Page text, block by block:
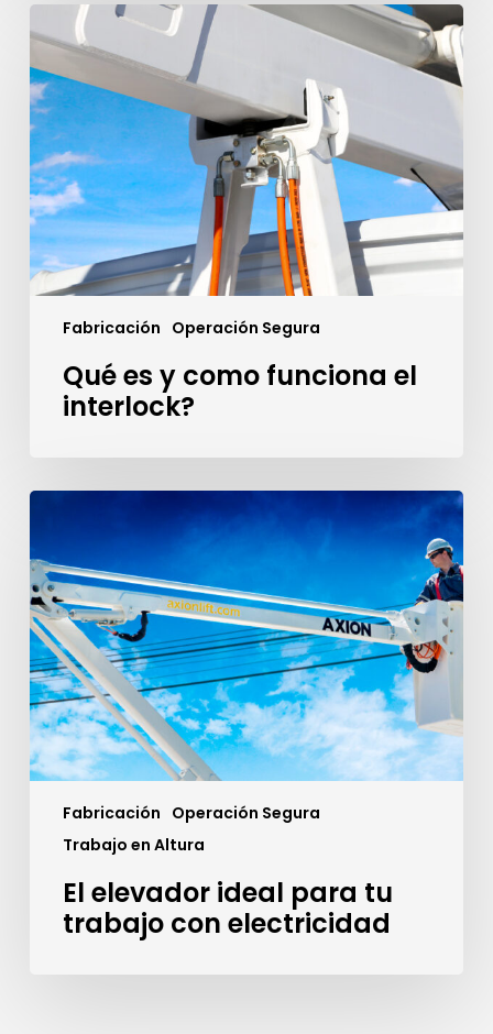
Fabricación Operación Segura
es
como
funciona
el
interlock?
Qué es y como funciona el
interlock?
Fabricación Operación Segura
Trabajo en Altura
El
para
tu
trabajo
con
electricidad
El elevador ideal para tu
trabajo con electricidad